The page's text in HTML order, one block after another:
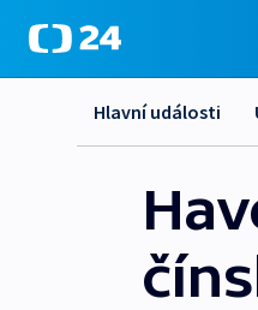
Hlavní události